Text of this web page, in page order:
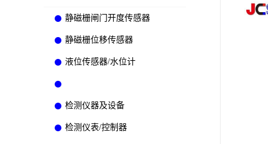
静磁栅闸门开度传感器
静磁栅位移传感器
液位传感器/水位计
检测仪器及设备
检测仪表/控制器